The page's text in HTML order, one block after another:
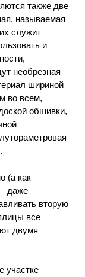
также две
называемая
служит
и
необрезная
шириной
во всем,
обшивки,
(а как
даже
вторую
все
двумя
участке